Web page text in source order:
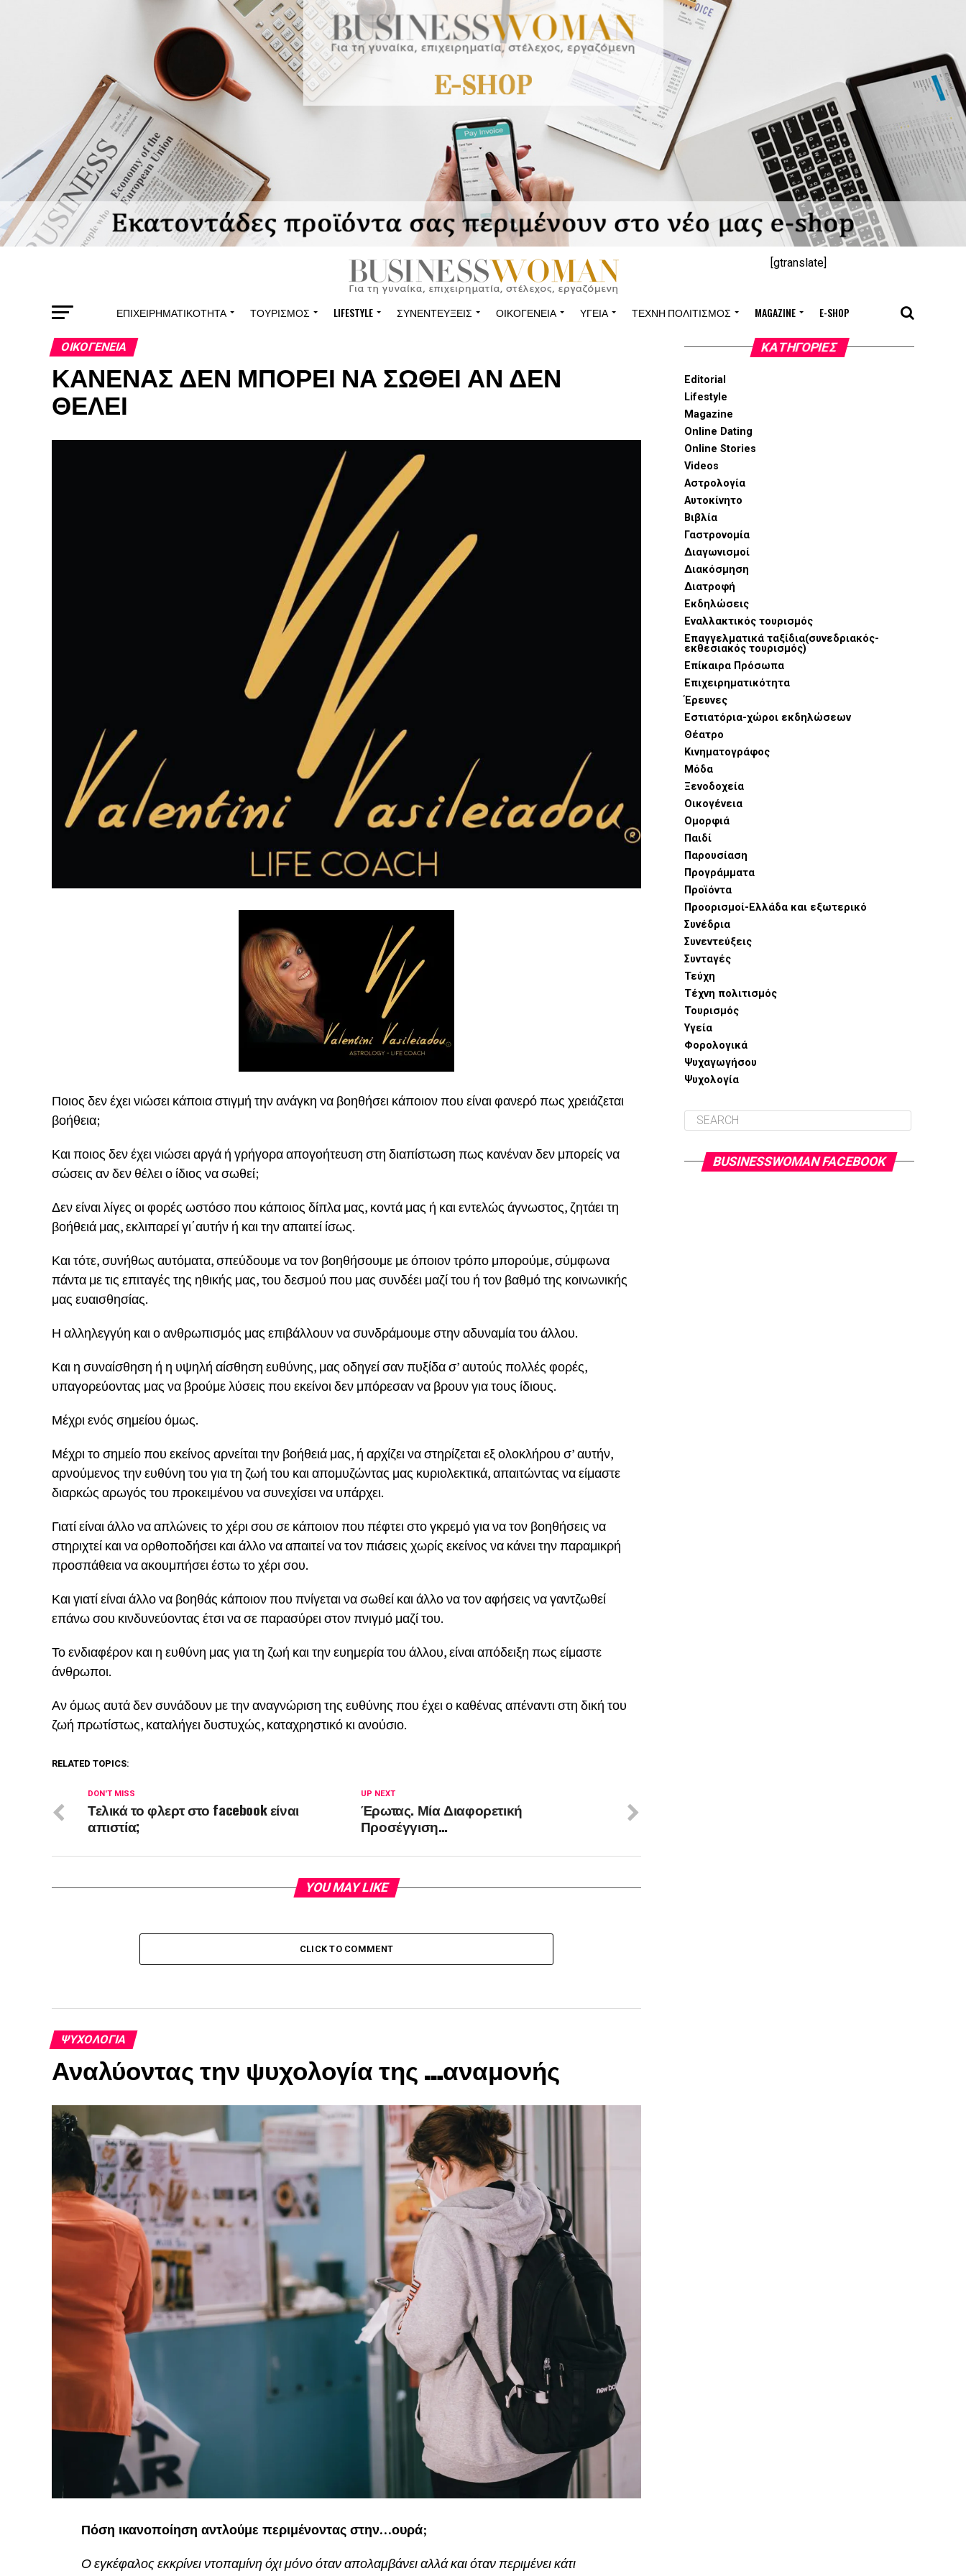
[gtranslate]
ΕΠΙΧΕΙΡΗΜΑΤΙΚΌΤΗΤΑ ΤΟΥΡΙΣΜΌΣ LIFESTYLE ΣΥΝΕΝΤΕΎΞΕΙΣ ΟΙΚΟΓΈΝΕΙΑ ΥΓΕΊΑ ΤΈΧΝΗ ΠΟΛΙΤΙΣΜΌΣ MAGAZINE E-SHOP
ΟΙΚΟΓΈΝΕΙΑ
ΚΑΝΕΝΑΣ ΔΕΝ ΜΠΟΡΕΙ ΝΑ ΣΩΘΕΙ ΑΝ ΔΕΝ
ΘΕΛΕΙ
Ποιος δεν έχει νιώσει κάποια στιγμή την ανάγκη να βοηθήσει κάποιον που είναι φανερό πως χρειάζεται
βοήθεια;
Και ποιος δεν έχει νιώσει αργά ή γρήγορα απογοήτευση στη διαπίστωση πως κανέναν δεν μπορείς να
σώσεις αν δεν θέλει ο ίδιος να σωθεί;
Δεν είναι λίγες οι φορές ωστόσο που κάποιος δίπλα μας, κοντά μας ή και εντελώς άγνωστος, ζητάει τη
βοήθειά μας, εκλιπαρεί γι΄αυτήν ή και την απαιτεί ίσως.
Και τότε, συνήθως αυτόματα, σπεύδουμε να τον βοηθήσουμε με όποιον τρόπο μπορούμε, σύμφωνα
πάντα με τις επιταγές της ηθικής μας, του δεσμού που μας συνδέει μαζί του ή τον βαθμό της κοινωνικής
μας ευαισθησίας.
Η αλληλεγγύη και ο ανθρωπισμός μας επιβάλλουν να συνδράμουμε στην αδυναμία του άλλου.
Και η συναίσθηση ή η υψηλή αίσθηση ευθύνης, μας οδηγεί σαν πυξίδα σ’ αυτούς πολλές φορές,
υπαγορεύοντας μας να βρούμε λύσεις που εκείνοι δεν μπόρεσαν να βρουν για τους ίδιους.
Μέχρι ενός σημείου όμως.
Μέχρι το σημείο που εκείνος αρνείται την βοήθειά μας, ή αρχίζει να στηρίζεται εξ ολοκλήρου σ’ αυτήν,
αρνούμενος την ευθύνη του για τη ζωή του και απομυζώντας μας κυριολεκτικά, απαιτώντας να είμαστε
διαρκώς αρωγός του προκειμένου να συνεχίσει να υπάρχει.
Γιατί είναι άλλο να απλώνεις το χέρι σου σε κάποιον που πέφτει στο γκρεμό για να τον βοηθήσεις να
στηριχτεί και να ορθοποδήσει και άλλο να απαιτεί να τον πιάσεις χωρίς εκείνος να κάνει την παραμικρή
προσπάθεια να ακουμπήσει έστω το χέρι σου.
Και γιατί είναι άλλο να βοηθάς κάποιον που πνίγεται να σωθεί και άλλο να τον αφήσεις να γαντζωθεί
επάνω σου κινδυνεύοντας έτσι να σε παρασύρει στον πνιγμό μαζί του.
Το ενδιαφέρον και η ευθύνη μας για τη ζωή και την ευημερία του άλλου, είναι απόδειξη πως είμαστε
άνθρωποι.
Αν όμως αυτά δεν συνάδουν με την αναγνώριση της ευθύνης που έχει ο καθένας απέναντι στη δική του
ζωή πρωτίστως, καταλήγει δυστυχώς, καταχρηστικό κι ανούσιο.
RELATED TOPICS:
UP NEXT
Έρωτας. Μία Διαφορετική
Προσέγγιση…
DON'T MISS
Τελικά το φλερτ στο facebook είναι
απιστία;
YOU MAY LIKE
CLICK TO COMMENT
ΨΥΧΟΛΟΓΊΑ
Αναλύοντας την ψυχολογία της …αναμονής
Πόση ικανοποίηση αντλούμε περιμένοντας στην…ουρά;
Ο εγκέφαλος εκκρίνει ντοπαμίνη όχι μόνο όταν απολαμβάνει αλλά και όταν περιμένει κάτι
KΑΤΗΓΟΡΊΕΣ
Editorial
Lifestyle
Magazine
Online Dating
Online Stories
Videos
Αστρολογία
Αυτοκίνητο
Βιβλία
Γαστρονομία
Διαγωνισμοί
Διακόσμηση
Διατροφή
Εκδηλώσεις
Εναλλακτικός τουρισμός
Επαγγελματικά ταξίδια(συνεδριακός-
εκθεσιακός τουρισμός)
Επίκαιρα Πρόσωπα
Επιχειρηματικότητα
Έρευνες
Εστιατόρια-χώροι εκδηλώσεων
Θέατρο
Κινηματογράφος
Μόδα
Ξενοδοχεία
Οικογένεια
Ομορφιά
Παιδί
Παρουσίαση
Προγράμματα
Προϊόντα
Προορισμοί-Ελλάδα και εξωτερικό
Συνέδρια
Συνεντεύξεις
Συνταγές
Τεύχη
Τέχνη πολιτισμός
Τουρισμός
Υγεία
Φορολογικά
Ψυχαγωγήσου
Ψυχολογία
BUSINESSWOMAN FACEBOOK